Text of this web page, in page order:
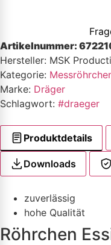
Artikelnummer:
Kategorie:
Schlagwort: #draeger
Hersteller: MSK
Marke: Dräger
Produktdetails
Downloads
zuverlässig
hohe Qualität
Röhrchen